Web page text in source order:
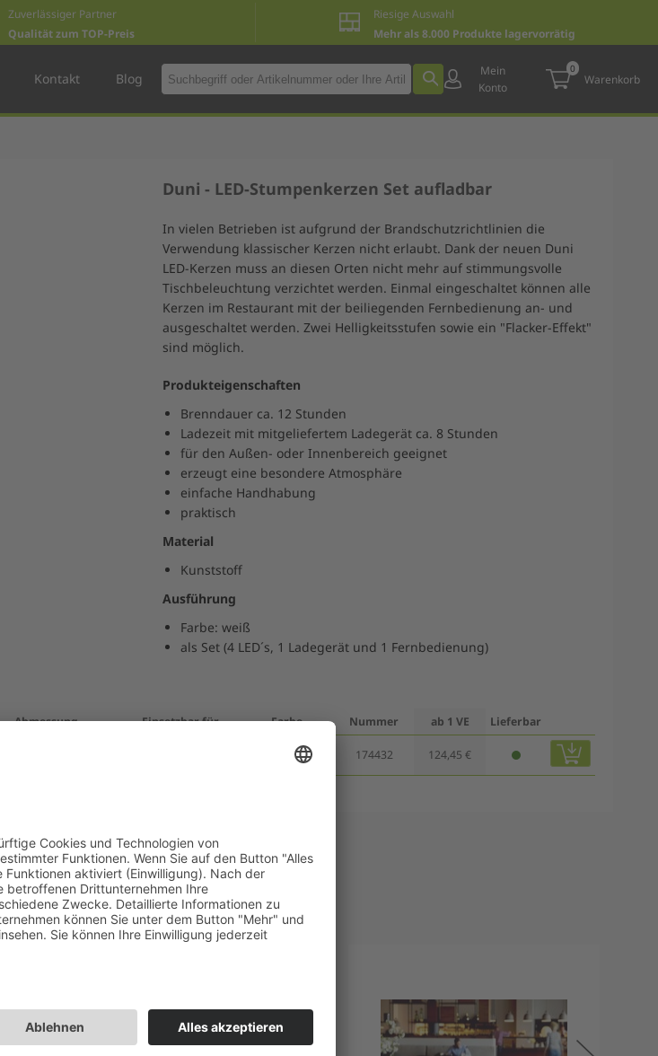
Zuverlässiger Partner
Qualität zum TOP-Preis
Riesige Auswahl
Mehr als 8.000 Produkte lagervorrätig
Kontakt Blog
Mein
Konto
0
Warenkorb
Duni - LED-Stumpenkerzen Set aufladbar
In vielen Betrieben ist aufgrund der Brandschutzrichtlinien die
Verwendung klassischer Kerzen nicht erlaubt. Dank der neuen Duni
LED-Kerzen muss an diesen Orten nicht mehr auf stimmungsvolle
Tischbeleuchtung verzichtet werden. Einmal eingeschaltet können alle
Kerzen im Restaurant mit der beiliegenden Fernbedienung an- und
ausgeschaltet werden. Zwei Helligkeitsstufen sowie ein "Flacker-Effekt"
sind möglich.
Produkteigenschaften
Brenndauer ca. 12 Stunden
Ladezeit mit mitgeliefertem Ladegerät ca. 8 Stunden
für den Außen- oder Innenbereich geeignet
erzeugt eine besondere Atmosphäre
einfache Handhabung
praktisch
Material
Kunststoff
Ausführung
Farbe: weiß
als Set (4 LED´s, 1 Ladegerät und 1 Fernbedienung)
Abmessung Einsetzbar für Farbe Nummer ab 1 VE Lieferbar
warm white 174432 124,45 €